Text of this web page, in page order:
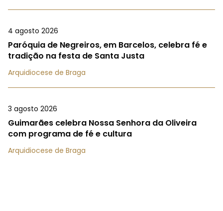
4 agosto 2026
Paróquia de Negreiros, em Barcelos, celebra fé e
tradição na festa de Santa Justa
Arquidiocese de Braga
3 agosto 2026
Guimarães celebra Nossa Senhora da Oliveira
com programa de fé e cultura
Arquidiocese de Braga